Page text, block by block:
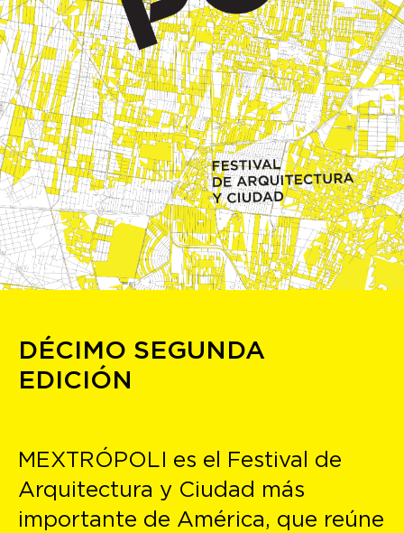
DÉCIMO SEGUNDA
EDICIÓN
MEXTRÓPOLI es el Festival de
Arquitectura y Ciudad más
importante de América, que reúne